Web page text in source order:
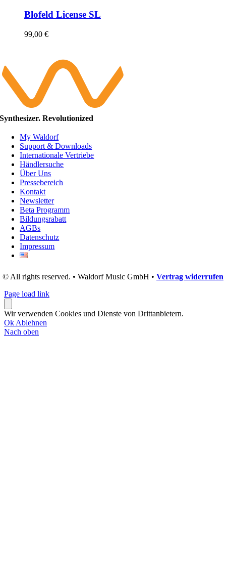
Blofeld License SL
99,00 €
Synthesizer. Revolutionized
My Waldorf
Support & Downloads
Internationale Vertriebe
Händlersuche
Über Uns
Pressebereich
Kontakt
Newsletter
Beta Programm
Bildungsrabatt
AGBs
Datenschutz
Impressum
© All rights reserved. • Waldorf Music GmbH • Vertrag widerrufen
Page load link
Wir verwenden Cookies und Dienste von Drittanbietern.
Ok Ablehnen
Nach oben